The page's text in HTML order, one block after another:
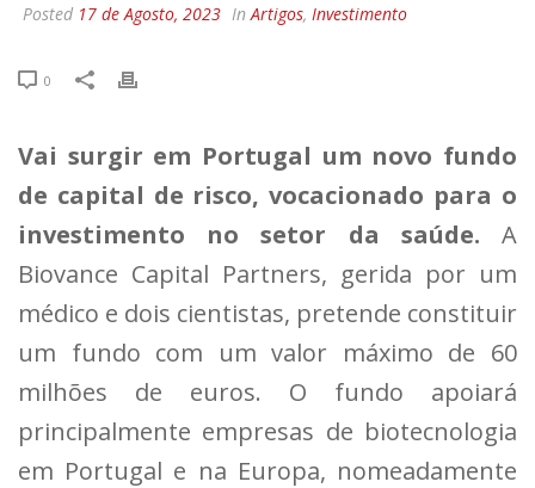
Posted 17 de Agosto, 2023 InArtigos, Investimento
0
Vai surgir em Portugal um novo fundo
de capital de risco, vocacionado para o
investimento no setor da saúde. A
Biovance Capital Partners, gerida por um
médico e dois cientistas, pretende constituir
um fundo com um valor máximo de 60
milhões de euros. O fundo apoiará
principalmente empresas de biotecnologia
em Portugal e na Europa, nomeadamente